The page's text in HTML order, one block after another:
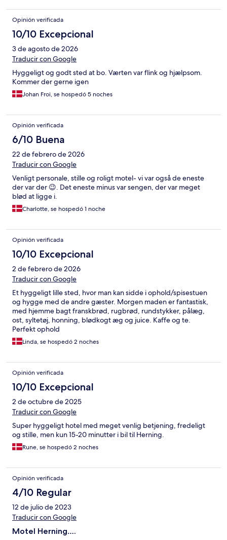
Opinión verificada
10/10 Excepcional
3 de agosto de 2026
Traducir con Google
Hyggeligt og godt sted at bo. Værten var flink og hjælpsom.
Kommer der gerne igen
Johan Froi, se hospedó 5 noches
Opinión verificada
6/10 Buena
22 de febrero de 2026
Traducir con Google
Venligt personale, stille og roligt motel- vi var også de eneste
der var der 😉. Det eneste minus var sengen, der var meget
blød at ligge i.
Charlotte, se hospedó 1 noche
Opinión verificada
10/10 Excepcional
2 de febrero de 2026
Traducir con Google
Et hyggeligt lille sted, hvor man kan sidde i ophold/spisestuen
og hygge med de andre gæster. Morgen maden er fantastisk,
med hjemme bagt franskbrød, rugbrød, rundstykker, pålæg,
ost, syltetøj, honning, blødkogt æg og juice. Kaffe og te.
Perfekt ophold
Linda, se hospedó 2 noches
Opinión verificada
10/10 Excepcional
2 de octubre de 2025
Traducir con Google
Super hyggeligt hotel med meget venlig betjening, fredeligt
og stille, men kun 15-20 minutter i bil til Herning.
Rune, se hospedó 2 noches
Opinión verificada
4/10 Regular
12 de julio de 2023
Traducir con Google
Motel Herning….